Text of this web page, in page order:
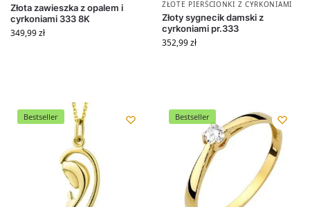
Złota zawieszka z opalem i
cyrkoniami 333 8K
349,99zł
ZŁOTE PIERŚCIONKI Z CYRKONIAMI
Złoty sygnecik damski z
cyrkoniami pr.333
352,99zł
Bestseller Bestseller